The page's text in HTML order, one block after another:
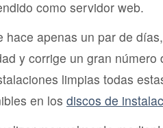
como servidor web.
hace apenas un par de
y corrige un gran número
limpias todas
en los discos de